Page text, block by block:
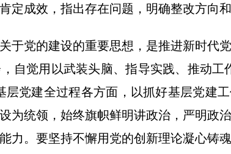
定成效，指出存在问题，明确整改方向和
于党的建设的重要思想，是推进新时代
自觉用以武装头脑、指导实践、推动工
层党建全过程各方面，以抓好基层党建
为统领，始终旗帜鲜明讲政治，严明政
力。要坚持不懈用党的创新理论凝心铸